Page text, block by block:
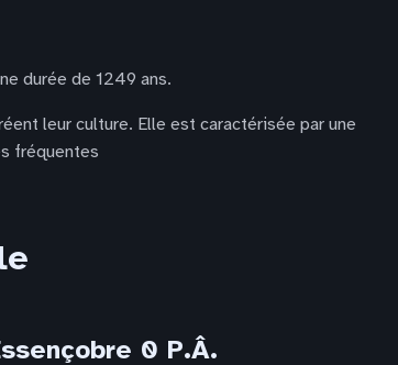
durée de 1249 ans.
leur culture. Elle est caractérisée par une
fréquentes
0 P.Â.